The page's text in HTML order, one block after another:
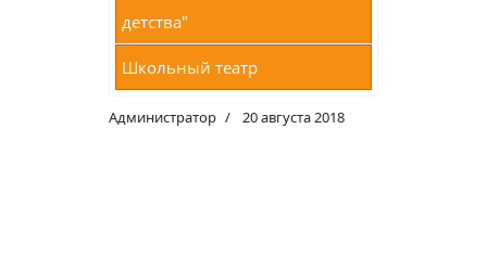
детства"
Школьный театр
Администратор 20 августа 2018